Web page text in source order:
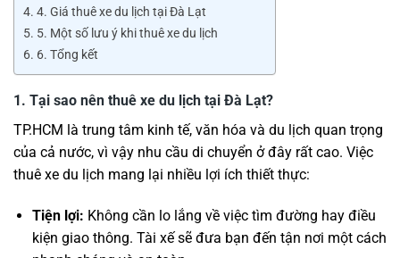
4. Giá thuê xe du lịch tại Đà Lạt
5. Một số lưu ý khi thuê xe du lịch
6. Tổng kết
1. Tại sao nên thuê xe du lịch tại Đà Lạt?
TP.HCM là trung tâm kinh tế, văn hóa và du lịch quan trọng
của cả nước, vì vậy nhu cầu di chuyển ở đây rất cao. Việc
thuê xe du lịch mang lại nhiều lợi ích thiết thực:
Tiện lợi: Không cần lo lắng về việc tìm đường hay điều
kiện giao thông. Tài xế sẽ đưa bạn đến tận nơi một cách